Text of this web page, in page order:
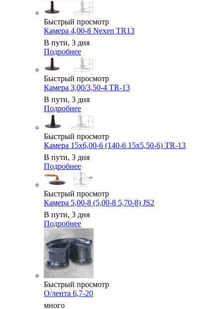
Быстрый просмотр
Камера 4,00-8 Nexen TR13
В пути, 3 дня
Подробнее
Быстрый просмотр
Камера 3,00/3,50-4 TR-13
В пути, 3 дня
Подробнее
Быстрый просмотр
Камера 15x6,00-6 (140-6 15x5,50-6) TR-13
В пути, 3 дня
Подробнее
Быстрый просмотр
Камера 5,00-8 (5,00-8 5,70-8) JS2
В пути, 3 дня
Подробнее
Быстрый просмотр
О/лента 6,7-20
много